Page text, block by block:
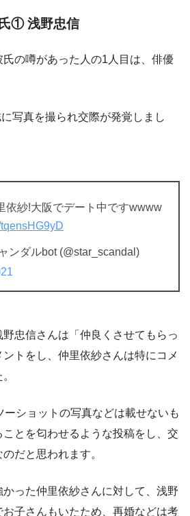
① 浅野忠信
の噂があった人の1人目は、俳優
写真を撮られ交際が発覚しまし
紗!大阪でデート中ですwwww
ンダルbot (@star_scandal)
忠信さんは「仲良くさせてもらっ
トをし、仲里依紗さんは特にコメ
ショットの写真などは載せないも
とを匂わせるような投稿をし、交
だと思われます。
かった仲里依紗さんに対して、浅野
子さんもいたため、再婚などは考